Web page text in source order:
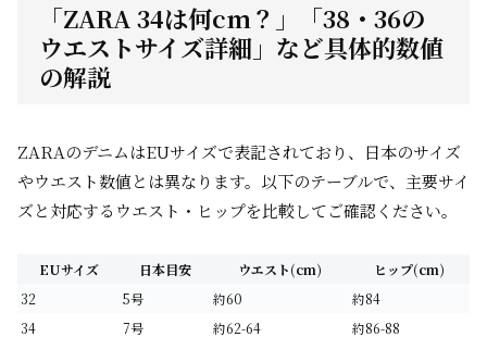
「ZARA 34は何cm？」「38・36の
ウエストサイズ詳細」など具体的数値
の解説
ZARAのデニムはEUサイズで表記されており、日本のサイズ
やウエスト数値とは異なります。以下のテーブルで、主要サイ
ズと対応するウエスト・ヒップを比較してご確認ください。
EUサイズ 日本目安 ウエスト(cm)
ヒップ(cm)
32
5号 約60
約84
34
7号 約62-64
約86-88